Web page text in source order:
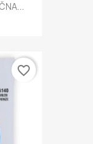
favorite_border